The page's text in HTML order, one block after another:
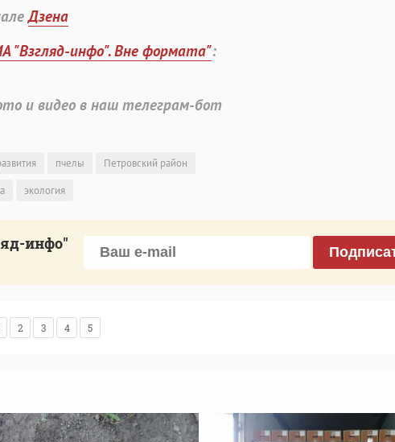
Дзена
"Взгляд-инфо". Вне формата":
и видео в наш телеграм-бот
пчелы
Петровский район
экология
инфо"
2 3 4 5